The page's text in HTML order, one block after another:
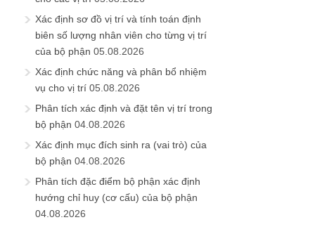
Xác định sơ đồ vị trí và tính toán định
biên số lượng nhân viên cho từng vị trí
của bộ phận 05.08.2026
Xác định chức năng và phân bổ nhiệm
vụ cho vị trí 05.08.2026
Phân tích xác định và đặt tên vị trí trong
bộ phận 04.08.2026
Xác định mục đích sinh ra (vai trò) của
bộ phận 04.08.2026
Phân tích đặc điểm bộ phận xác định
hướng chỉ huy (cơ cấu) của bộ phận
04.08.2026